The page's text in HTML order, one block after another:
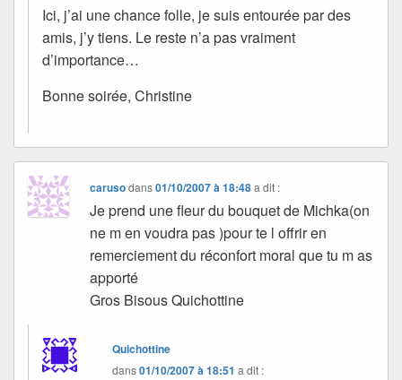
Ici, j’ai une chance folle, je suis entourée par des
amis, j’y tiens. Le reste n’a pas vraiment
d’importance…
Bonne soirée, Christine
carusodans01/10/2007 à 18:48 a dit :
Je prend une fleur du bouquet de Michka(on
ne m en voudra pas )pour te l offrir en
remerciement du réconfort moral que tu m as
apporté
Gros Bisous Quichottine
Quichottine
dans01/10/2007 à 18:51 a dit :